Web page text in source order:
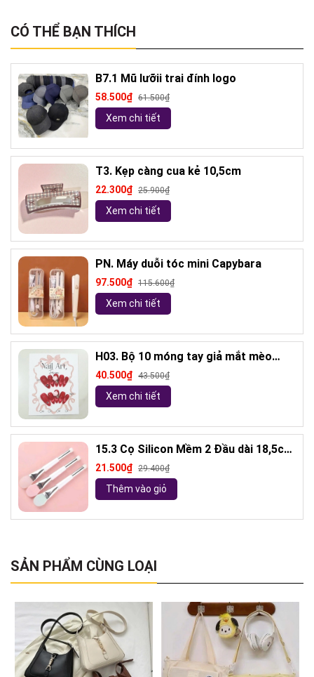
CÓ THỂ BẠN THÍCH
B7.1 Mũ lưỡii trai đính logo
58.500₫ 61.500₫
Xem chi tiết
T3. Kẹp càng cua kẻ 10,5cm
22.300₫ 25.900₫
Xem chi tiết
PN. Máy duỗi tóc mini Capybara
97.500₫ 115.600₫
Xem chi tiết
H03. Bộ 10 móng tay giả mắt mèo
kèm keo và giũa móng (ngẫu nhiên)
40.500₫ 43.500₫
Xem chi tiết
15.3 Cọ Silicon Mềm 2 Đầu dài 18,5cm
( ngẫu nhiên)
21.500₫ 29.400₫
Thêm vào giỏ
SẢN PHẨM CÙNG LOẠI